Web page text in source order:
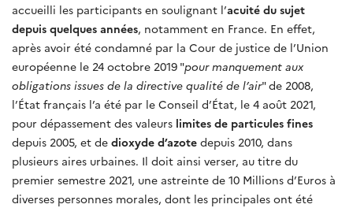
accueilli les participants en soulignant l’acuité du sujet
depuis quelques années, notamment en France. En effet,
après avoir été condamné par la Cour de justice de l’Union
européenne le 24 octobre 2019 "pour manquement aux
obligations issues de la directive qualité de l’air" de 2008,
l’État français l’a été par le Conseil d’État, le 4 août 2021,
pour dépassement des valeurs limites de particules fines
depuis 2005, et de dioxyde d’azote depuis 2010, dans
plusieurs aires urbaines. Il doit ainsi verser, au titre du
premier semestre 2021, une astreinte de 10 Millions d’Euros à
diverses personnes morales, dont les principales ont été